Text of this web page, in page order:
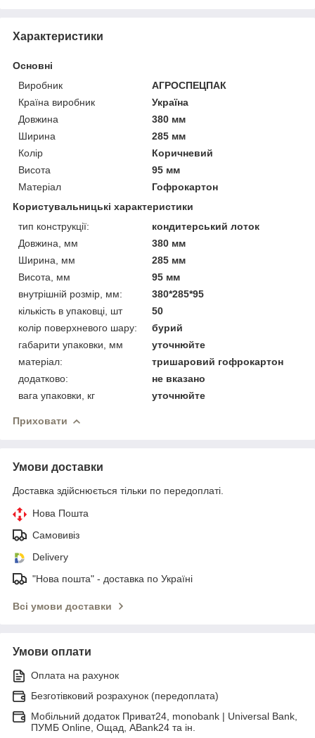
Характеристики
Основні
Виробник
АГРОСПЕЦПАК
Країна виробник
Україна
Довжина
380 мм
Ширина
285 мм
Колір
Коричневий
Висота
95 мм
Матеріал
Гофрокартон
Користувальницькі характеристики
тип конструкції:
кондитерський лоток
Довжина, мм
380 мм
Ширина, мм
285 мм
Висота, мм
95 мм
внутрішній розмір, мм:
380*285*95
кількість в упаковці, шт
50
колір поверхневого шару:
бурий
габарити упаковки, мм
уточнюйте
матеріал:
тришаровий гофрокартон
додатково:
не вказано
вага упаковки, кг
уточнюйте
Приховати
Умови доставки
Доставка здійснюється тільки по передоплаті.
Нова Пошта
Самовивіз
Delivery
"Нова пошта" - доставка по Україні
Всі умови доставки
Умови оплати
Оплата на рахунок
Безготівковий розрахунок (передоплата)
Мобільний додаток Приват24, monobank | Universal Bank,
ПУМБ Online, Ощад, ABank24 та ін.